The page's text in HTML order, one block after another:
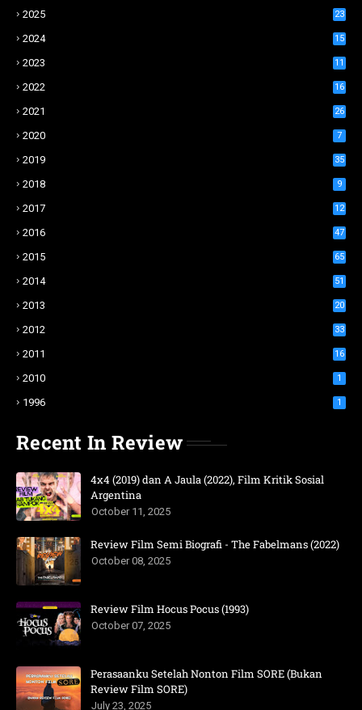
2025 23
2024 15
2023 11
2022 16
2021 26
2020 7
2019 35
2018 9
2017 12
2016 47
2015 65
2014 51
2013 20
2012 33
2011 16
2010 1
1996 1
Recent In Review
4x4 (2019) dan A Jaula (2022), Film Kritik Sosial
Argentina
October 11, 2025
Review Film Semi Biografi - The Fabelmans (2022)
October 08, 2025
Review Film Hocus Pocus (1993)
October 07, 2025
Perasaanku Setelah Nonton Film SORE (Bukan
Review Film SORE)
July 23, 2025